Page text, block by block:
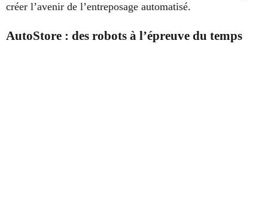
créer l’avenir de l’entreposage automatisé.
AutoStore : des robots à l’épreuve du temps